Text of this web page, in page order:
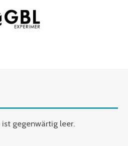
MAIN
MENU
gegenwärtig leer.